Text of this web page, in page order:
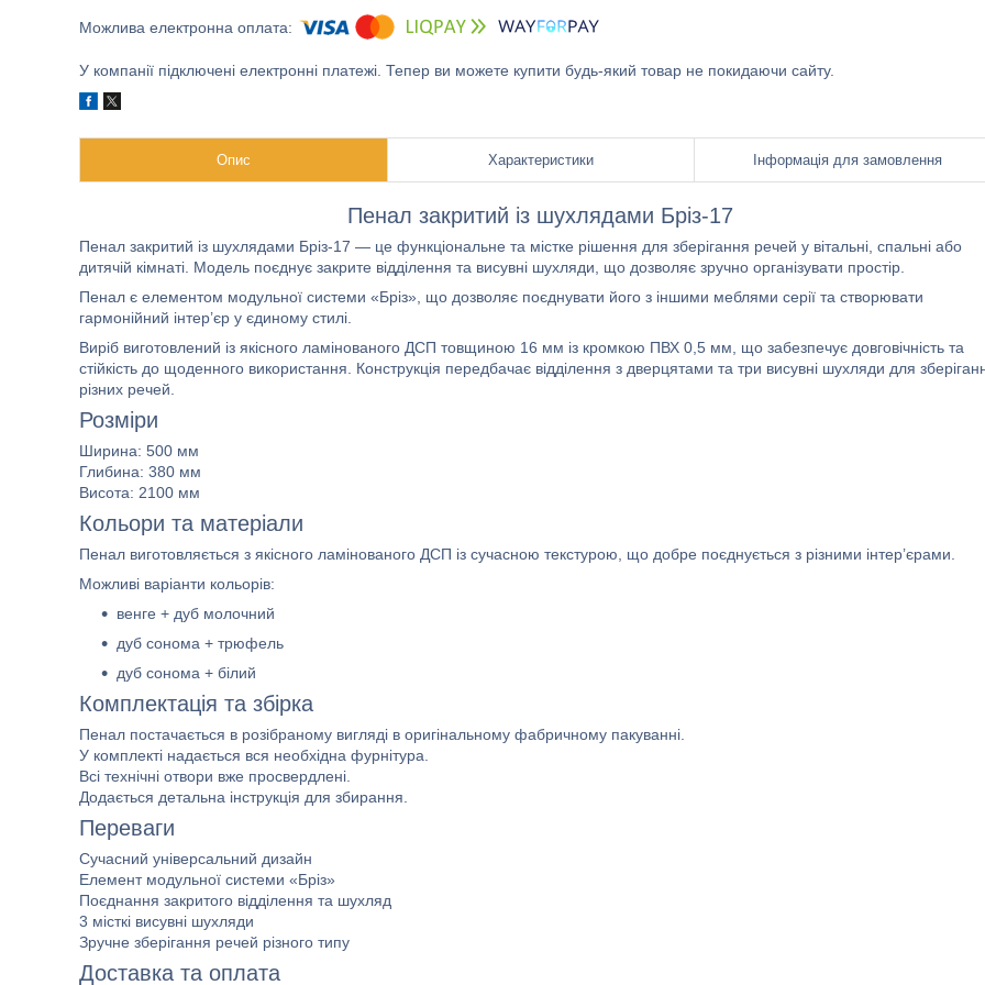
У компанії підключені електронні платежі. Тепер ви можете купити будь-який товар не покидаючи сайту.
Опис Характеристики Інформація для замовлення
Пенал закритий із шухлядами Бріз-17
Пенал закритий із шухлядами Бріз-17 — це функціональне та містке рішення для зберігання речей у вітальні, спальні або
дитячій кімнаті. Модель поєднує закрите відділення та висувні шухляди, що дозволяє зручно організувати простір.
Пенал є елементом модульної системи «Бріз», що дозволяє поєднувати його з іншими меблями серії та створювати
гармонійний інтер’єр у єдиному стилі.
Виріб виготовлений із якісного ламінованого ДСП товщиною 16 мм із кромкою ПВХ 0,5 мм, що забезпечує довговічність та
стійкість до щоденного використання. Конструкція передбачає відділення з дверцятами та три висувні шухляди для
різних речей.
Розміри
Ширина: 500 мм
Глибина: 380 мм
Висота: 2100 мм
Кольори та матеріали
Пенал виготовляється з якісного ламінованого ДСП із сучасною текстурою, що добре поєднується з різними інтер’єрами.
Можливі варіанти кольорів:
венге + дуб молочний
дуб сонома + трюфель
дуб сонома + білий
Комплектація та збірка
Пенал постачається в розібраному вигляді в оригінальному фабричному пакуванні.
У комплекті надається вся необхідна фурнітура.
Всі технічні отвори вже просвердлені.
Додається детальна інструкція для збирання.
Переваги
Сучасний універсальний дизайн
Елемент модульної системи «Бріз»
Поєднання закритого відділення та шухляд
3 місткі висувні шухляди
Зручне зберігання речей різного типу
Доставка та оплата